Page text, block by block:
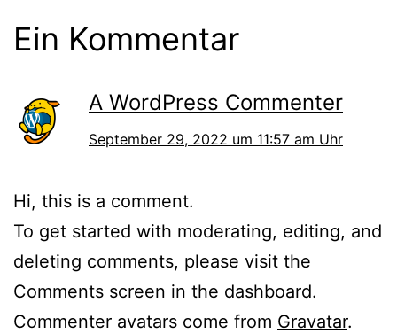
Ein Kommentar
A WordPress Commenter
September 29, 2022 um 11:57 am Uhr
Hi, this is a comment.
To get started with moderating, editing, and
deleting comments, please visit the
Comments screen in the dashboard.
Commenter avatars come from Gravatar.